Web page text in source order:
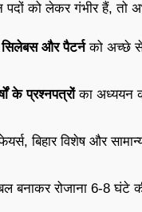
पदों को लेकर गंभीर हैं, तो
और पैटर्नको अच्छे
के प्रश्नपत्रोंका अध्ययन
बिहार विशेष और
बनाकर रोजाना 6-8 घंटे